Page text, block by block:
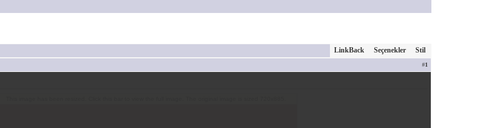
LinkBack Seçenekler Stil
#1